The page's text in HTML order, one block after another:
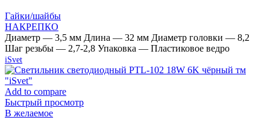
Гайки/шайбы
НАКРЕПКО
Диаметр — 3,5 мм Длина — 32 мм Диаметр головки — 8,2
Шаг резьбы — 2,7-2,8 Упаковка — Пластиковое ведро
iSvet
Add to compare
Быстрый просмотр
В желаемое